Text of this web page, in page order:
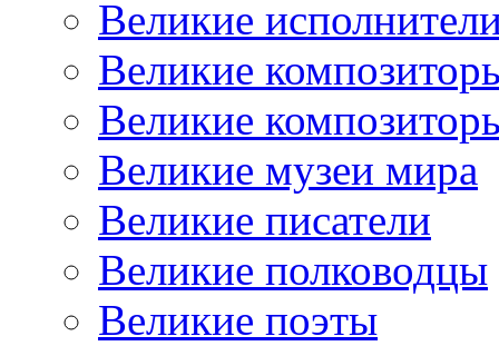
Великие
Великие
Великие
Великие музеи мира
Великие писатели
Великие полководцы
Великие поэты